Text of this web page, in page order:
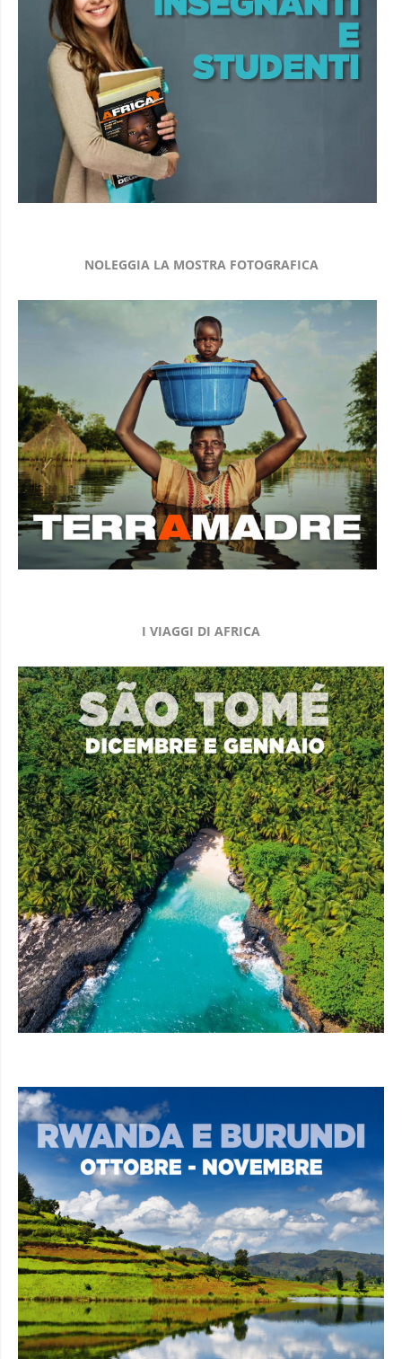
NOLEGGIA LA MOSTRA FOTOGRAFICA
I VIAGGI DI AFRICA